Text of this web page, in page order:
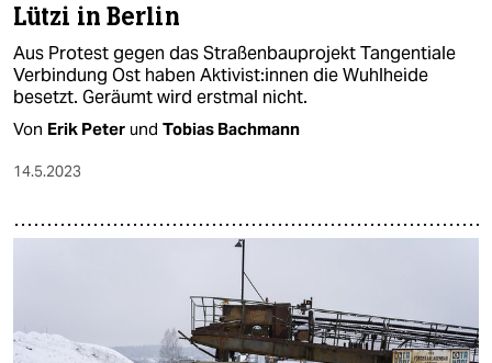
Lützi in Berlin
Aus Protest gegen das Straßenbauprojekt Tangentiale
Verbindung Ost haben Aktivist:innen die Wuhlheide
besetzt. Geräumt wird erstmal nicht.
Von Erik Peter und Tobias Bachmann
14.5.2023